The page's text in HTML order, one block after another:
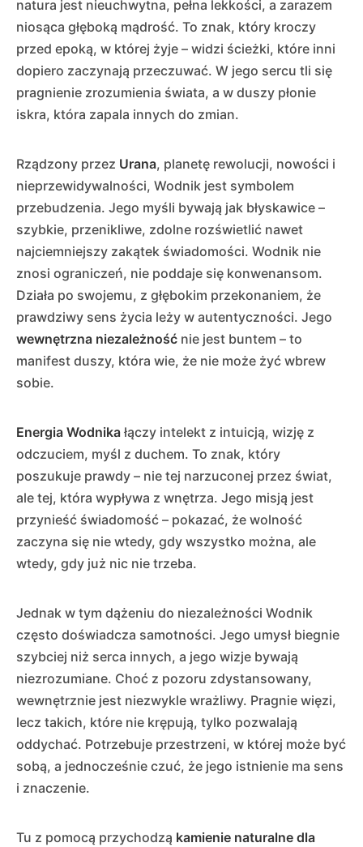
natura jest nieuchwytna, pełna lekkości, a zarazem
niosąca głęboką mądrość. To znak, który kroczy
przed epoką, w której żyje – widzi ścieżki, które inni
dopiero zaczynają przeczuwać. W jego sercu tli się
pragnienie zrozumienia świata, a w duszy płonie
iskra, która zapala innych do zmian.
Rządzony przez Urana, planetę rewolucji, nowości i
nieprzewidywalności, Wodnik jest symbolem
przebudzenia. Jego myśli bywają jak błyskawice –
szybkie, przenikliwe, zdolne rozświetlić nawet
najciemniejszy zakątek świadomości. Wodnik nie
znosi ograniczeń, nie poddaje się konwenansom.
Działa po swojemu, z głębokim przekonaniem, że
prawdziwy sens życia leży w autentyczności. Jego
wewnętrzna niezależność nie jest buntem – to
manifest duszy, która wie, że nie może żyć wbrew
sobie.
Energia Wodnika łączy intelekt z intuicją, wizję z
odczuciem, myśl z duchem. To znak, który
poszukuje prawdy – nie tej narzuconej przez świat,
ale tej, która wypływa z wnętrza. Jego misją jest
przynieść świadomość – pokazać, że wolność
zaczyna się nie wtedy, gdy wszystko można, ale
wtedy, gdy już nic nie trzeba.
Jednak w tym dążeniu do niezależności Wodnik
często doświadcza samotności. Jego umysł biegnie
szybciej niż serca innych, a jego wizje bywają
niezrozumiane. Choć z pozoru zdystansowany,
wewnętrznie jest niezwykle wrażliwy. Pragnie więzi,
lecz takich, które nie krępują, tylko pozwalają
oddychać. Potrzebuje przestrzeni, w której może być
sobą, a jednocześnie czuć, że jego istnienie ma sens
i znaczenie.
Tu z pomocą przychodzą kamienie naturalne dla